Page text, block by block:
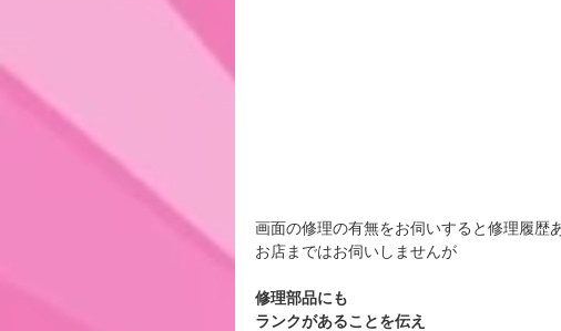
画面の修理の有無をお伺いすると修理履歴
お店まではお伺いしませんが
修理部品にも
ランクがあることを伝え